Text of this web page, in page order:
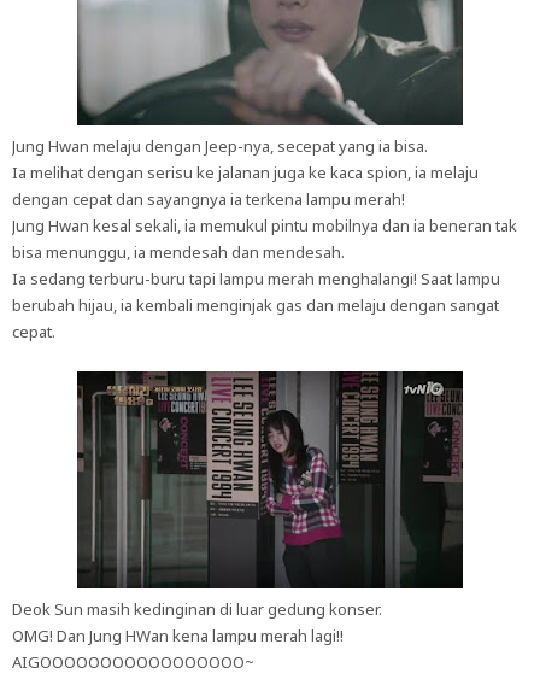
Jung Hwan melaju dengan Jeep-nya, secepat yang ia bisa.
Ia melihat dengan serisu ke jalanan juga ke kaca spion, ia melaju
dengan cepat dan sayangnya ia terkena lampu merah!
Jung Hwan kesal sekali, ia memukul pintu mobilnya dan ia beneran tak
bisa menunggu, ia mendesah dan mendesah.
Ia sedang terburu-buru tapi lampu merah menghalangi! Saat lampu
berubah hijau, ia kembali menginjak gas dan melaju dengan sangat
cepat.
Deok Sun masih kedinginan di luar gedung konser.
OMG! Dan Jung HWan kena lampu merah lagi!!
AIGOOOOOOOOOOOOOOOOO~